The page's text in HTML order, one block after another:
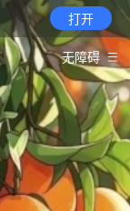
打开
无障碍